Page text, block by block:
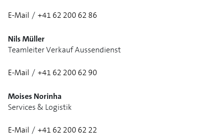
E-Mail / +41 62 200 62 86
Nils Müller
Teamleiter Verkauf Aussendienst
E-Mail / +41 62 200 62 90
Moises Norinha
Services & Logistik
E-Mail / +41 62 200 62 22